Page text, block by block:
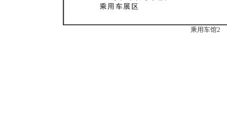
乘用车馆2